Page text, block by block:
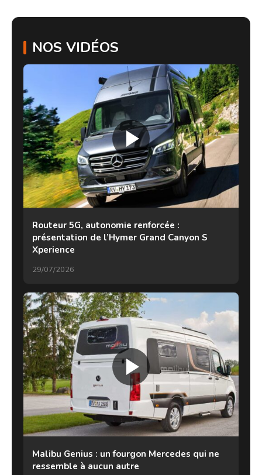
NOS VIDÉOS
Routeur 5G, autonomie renforcée :
présentation de l’Hymer Grand Canyon S
Xperience
29/07/2026
Malibu Genius : un fourgon Mercedes qui ne
ressemble à aucun autre